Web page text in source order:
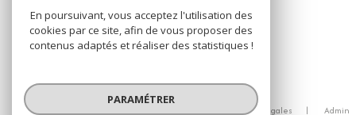
© 2026 | Tous droits réservés
Mentions légales Admin
En poursuivant, vous acceptez l'utilisation des
cookies par ce site, afin de vous proposer des
contenus adaptés et réaliser des statistiques !
PARAMÉTRER